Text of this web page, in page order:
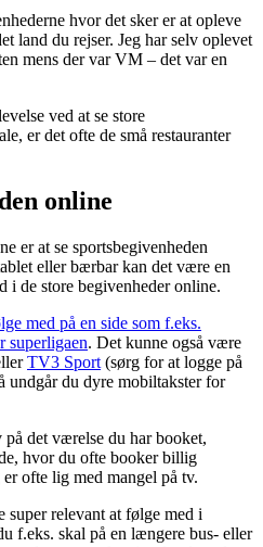
hvor det sker er at opleve
land du rejser. Jeg har selv oplevet
mens der var VM – det var en
ved at se store
er det ofte de små restauranter
online
er at se sportsbegivenheden
eller bærbar kan det være en
i de store begivenheder online.
med på en side som f.eks.
superligaen. Det kunne også være
TV3 Sport (sørg for at logge på
undgår du dyre mobiltakster for
det værelse du har booket,
hvor du ofte booker billig
ofte lig med mangel på tv.
super relevant at følge med i
f.eks. skal på en længere bus- eller